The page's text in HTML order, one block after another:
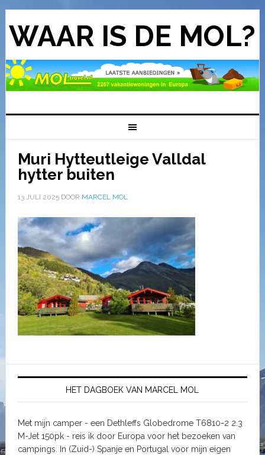
WAAR IS DE MOL?
Muri Hytteutleige Valldal
hytter buiten
13 JULI 2025DOOR MARCEL MOL
HET DAGBOEK VAN MARCEL MOL
Met mijn camper - een Dethleffs Globedrome T6810-2 2.3
M-Jet 150pk - reis ik door Europa voor het bezoeken van
campings. In (Zuid-) Spanje en Portugal voor mijn eigen